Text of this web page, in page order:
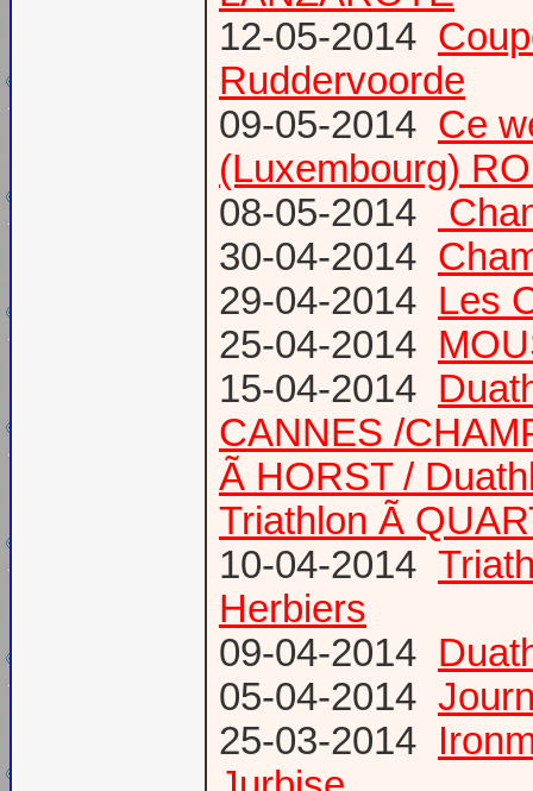
12-05-2014
Ruddervoorde
09-05-2014 Ce
(Luxembourg)
08-05-2014
30-04-2014
29-04-2014 Les
25-04-2014
15-04-2014
CANNES /
Ã HORST /
Triathlon Ã
10-04-2014
Herbiers
09-04-2014
05-04-2014
25-03-2014